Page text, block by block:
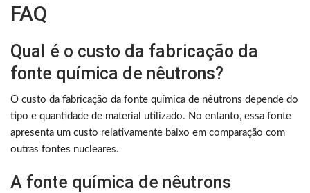
FAQ
Qual é o custo da fabricação da
fonte química de nêutrons?
O custo da fabricação da fonte química de nêutrons depende do
tipo e quantidade de material utilizado. No entanto, essa fonte
apresenta um custo relativamente baixo em comparação com
outras fontes nucleares.
A fonte química de nêutrons